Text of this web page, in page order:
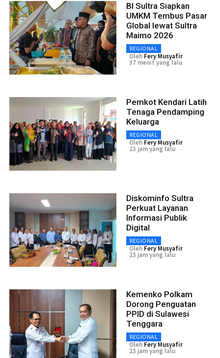
BI Sultra Siapkan
UMKM Tembus Pasar
Global lewat Sultra
Maimo 2026
REGIONAL
Oleh Fery Musyafir
37 menit yang lalu
Pemkot Kendari Latih
Tenaga Pendamping
Keluarga
REGIONAL
Oleh Fery Musyafir
23 jam yang lalu
Diskominfo Sultra
Perkuat Layanan
Informasi Publik
Digital
REGIONAL
Oleh Fery Musyafir
23 jam yang lalu
Kemenko Polkam
Dorong Penguatan
PPID di Sulawesi
Tenggara
REGIONAL
Oleh Fery Musyafir
23 jam yang lalu